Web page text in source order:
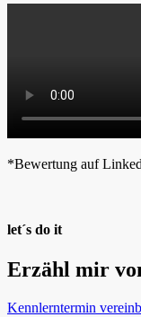
*Bewertung auf
let´s do it
Erzähl mir
Kennlerntermin